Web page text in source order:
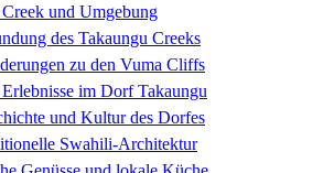
und Umgebung
des Takaungu Creeks
zu den Vuma Cliffs
im Dorf Takaungu
und Kultur des Dorfes
Swahili-Architektur